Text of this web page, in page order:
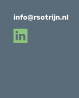
info@rsotrijn.nl